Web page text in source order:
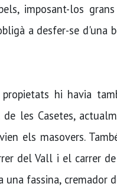
imposant-los
a desfer-se d'una
hi havia
les Casetes,
els masovers.
del Vall i el carrer
una fassina, cremador